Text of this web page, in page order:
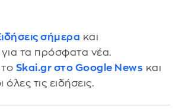
σήμερα και
τα πρόσφατα νέα.
Skai.gr στο Google News και
τις ειδήσεις.